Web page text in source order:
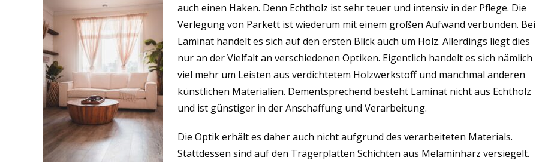
auch einen Haken. Denn Echtholz ist sehr teuer und intensiv in der Pflege. Die
Verlegung von Parkett ist wiederum mit einem großen Aufwand verbunden. Bei
Laminat handelt es sich auf den ersten Blick auch um Holz. Allerdings liegt dies
nur an der Vielfalt an verschiedenen Optiken. Eigentlich handelt es sich nämlich
viel mehr um Leisten aus verdichtetem Holzwerkstoff und manchmal anderen
künstlichen Materialien. Dementsprechend besteht Laminat nicht aus Echtholz
und ist günstiger in der Anschaffung und Verarbeitung.
Die Optik erhält es daher auch nicht aufgrund des verarbeiteten Materials.
Stattdessen sind auf den Trägerplatten Schichten aus Melaminharz versiegelt.